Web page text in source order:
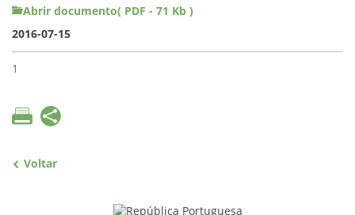
Abrir documento( PDF - 71 Kb )
2016-07-15
1
Voltar